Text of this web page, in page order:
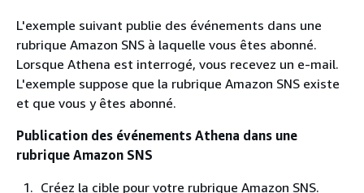
L'exemple suivant publie des événements dans une
rubrique Amazon SNS à laquelle vous êtes abonné.
Lorsque Athena est interrogé, vous recevez un e-mail.
L'exemple suppose que la rubrique Amazon SNS existe
et que vous y êtes abonné.
Publication des événements Athena dans une
rubrique Amazon SNS
Créez la cible pour votre rubrique Amazon SNS.